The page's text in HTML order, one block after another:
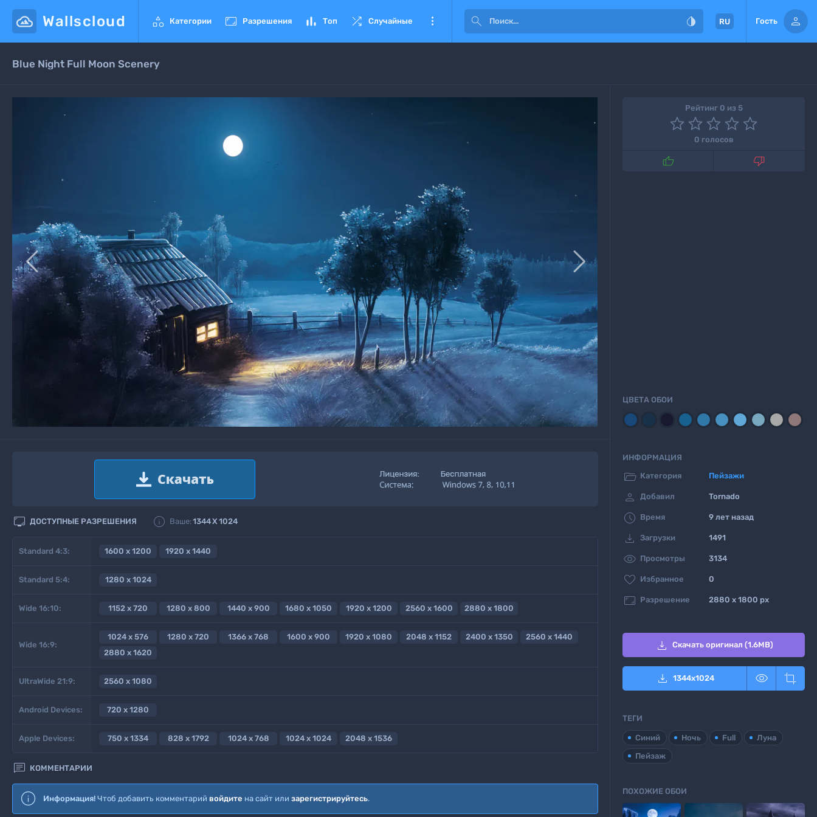
Wallscloud  Категории  Разрешения  Топ  Случайные    RU Гость 
Blue Night Full Moon Scenery
 
 ДОСТУПНЫЕ РАЗРЕШЕНИЯ  Ваше:1344X 1024
Standard 4:3: 1600 x 1200 1920 x 1440
Standard 5:4: 1280 x 1024
Wide 16:10: 1152 x 720 1280 x 800 1440 x 900 1680 x 1050 1920 x 1200 2560 x 1600 2880 x 1800
Wide 16:9:
1024 x 576 1280 x 720 1366 x 768 1600 x 900 1920 x 1080 2048 x 1152 2400 x 1350
2560 x 1440
2880 x 1620
UltraWide 21:9: 2560 x 1080
Android Devices: 720 x 1280
Apple Devices: 750 x 1334 828 x 1792 1024 x 768 1024 x 1024 2048 x 1536
 КОММЕНТАРИИ
Информация! Чтоб добавить комментарий войдите на сайт или зарегистрируйтесь.
Рейтинг 0 из 5
0 голосов
 
ЦВЕТА ОБОИ
ИНФОРМАЦИЯ
 Категория Пейзажи
 Добавил Tornado
 Время 9 лет назад
 Загрузки 1491
 Просмотры 3134
 Избранное 0
 Разрешение 2880 x 1800 px
 Скачать оригинал (1.6MB)
 1344x1024  
ТЕГИ
Синий Ночь Full
Луна
Пейзаж
ПОХОЖИЕ ОБОИ